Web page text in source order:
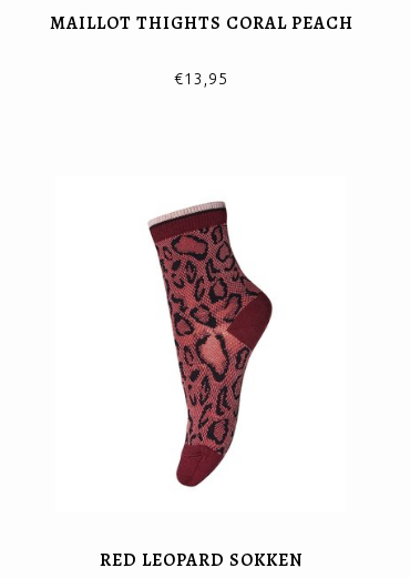
MAILLOT THIGHTS CORAL PEACH
€13,95
RED LEOPARD SOKKEN